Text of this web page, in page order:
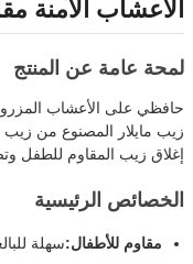
الأعشاب الآمنة
لمحة عامة عن المنتج
حافظي على الأعشاب
زيب مايلار المصنوع من زيب
إغلاق زيب المقاوم للطفل
الخصائص الرئيسية
مقاوم للأطفال:سهلة